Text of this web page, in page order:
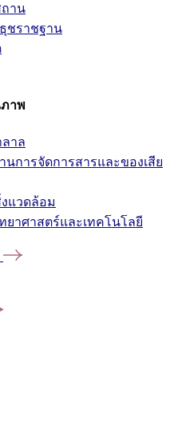
าน
ชราชฐาน
าพ
าล
นการจัดการสารและของเสีย
แวดล้อม
ยาศาสตร์และเทคโนโลยี